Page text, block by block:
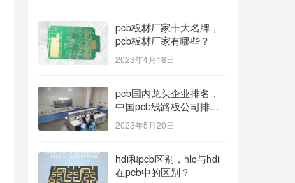
pcb板材厂家十大名牌，
pcb板材厂家有哪些？
2023年4月18日
pcb国内龙头企业排名，
中国pcb线路板公司排名
100内的有哪些？
2023年5月20日
hdi和pcb区别，hlc与hdi
在pcb中的区别？